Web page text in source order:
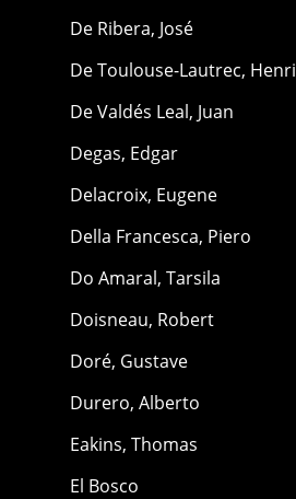
De Ribera, José
De Toulouse-Lautrec, Henri
De Valdés Leal, Juan
Degas, Edgar
Delacroix, Eugene
Della Francesca, Piero
Do Amaral, Tarsila
Doisneau, Robert
Doré, Gustave
Durero, Alberto
Eakins, Thomas
El Bosco